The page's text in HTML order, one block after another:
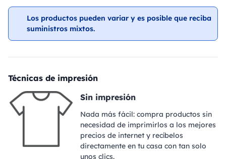
Los productos pueden variar y es posible que reciba
suministros mixtos.
Técnicas de impresión
Sin impresión
Nada más fácil: compra productos sin
necesidad de imprimirlos a los mejores
precios de internet y recíbelos
directamente en tu casa con tan solo
unos clics.